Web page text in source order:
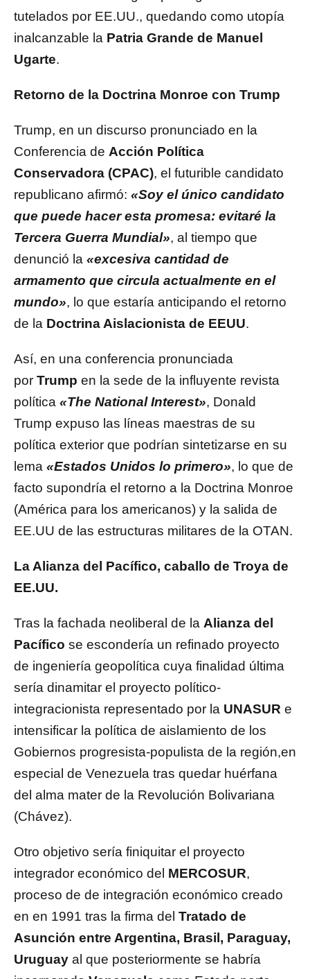
tutelados por EE.UU., quedando como utopía
inalcanzable la Patria Grande de Manuel
Ugarte.
Retorno de la Doctrina Monroe con Trump
Trump, en un discurso pronunciado en la
Conferencia de Acción Política
Conservadora (CPAC), el futurible candidato
republicano afirmó: «Soy el único candidato
que puede hacer esta promesa: evitaré la
Tercera Guerra Mundial», al tiempo que
denunció la «excesiva cantidad de
armamento que circula actualmente en el
mundo», lo que estaría anticipando el retorno
de la Doctrina Aislacionista de EEUU.
Así, en una conferencia pronunciada
por Trump en la sede de la influyente revista
política «The National Interest», Donald
Trump expuso las líneas maestras de su
política exterior que podrían sintetizarse en su
lema «Estados Unidos lo primero», lo que de
facto supondría el retorno a la Doctrina Monroe
(América para los americanos) y la salida de
EE.UU de las estructuras militares de la OTAN.
La Alianza del Pacífico, caballo de Troya de
EE.UU.
Tras la fachada neoliberal de la Alianza del
Pacífico se escondería un refinado proyecto
de ingeniería geopolítica cuya finalidad última
sería dinamitar el proyecto político-
integracionista representado por la UNASUR e
intensificar la política de aislamiento de los
Gobiernos progresista-populista de la región,en
especial de Venezuela tras quedar huérfana
del alma mater de la Revolución Bolivariana
(Chávez).
Otro objetivo sería finiquitar el proyecto
integrador económico del MERCOSUR,
proceso de de integración económico creado
en en 1991 tras la firma del Tratado de
Asunción entre Argentina, Brasil, Paraguay,
Uruguay al que posteriormente se habría